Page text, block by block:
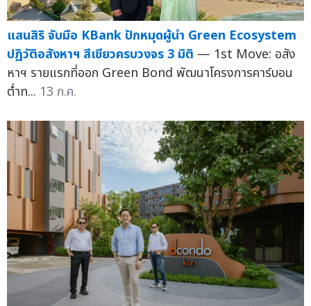
แสนสิริ จับมือ KBank ปักหมุดผู้นำ Green Ecosystem
ปฏิวัติอสังหาฯ สีเขียวครบวงจร 3 มิติ — 1st Move: อสัง
หาฯ รายแรกที่ออก Green Bond พัฒนาโครงการคาร์บอน
ต่ำท... 13 ก.ค.